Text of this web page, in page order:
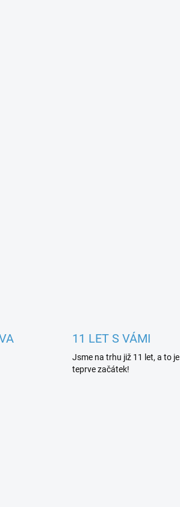
11 LET S VÁMI
Jsme na trhu již 11 let, a to je
teprve začátek!